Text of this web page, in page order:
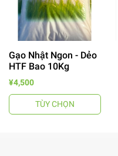
- 64%
Gạo Nhật Ngon - Dẻo
HTF Bao 10Kg
¥4,500
TÙY CHỌN